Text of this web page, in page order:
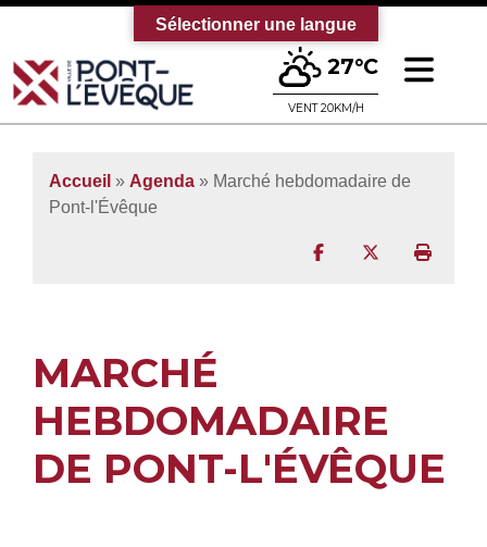
Bienvenue sur le site officiel de la
27°C
VENT 20KM/H
Accueil » Agenda » Marché hebdomadaire de
Pont-l'Évêque
Partager surPartager sur
MARCHÉ
HEBDOMADAIRE
DE PONT-L'ÉVÊQUE
Sélectionner une langue